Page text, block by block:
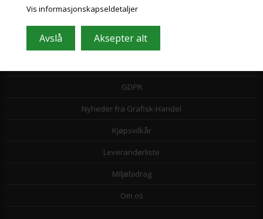
Vis informasjonskapseldetaljer
Leasing
GDPR
Nyheder fra Grafisk-Handel
Kjøpsvilkår
Leverandørliste
Miljøbidrag
Om os